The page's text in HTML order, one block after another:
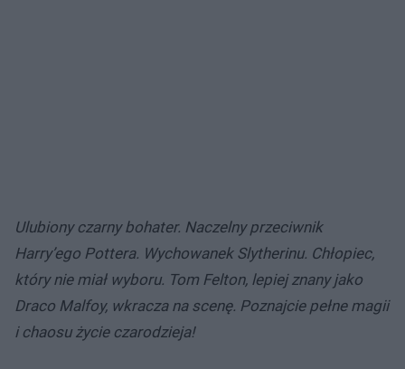
Ulubiony czarny bohater. Naczelny przeciwnik
Harry’ego Pottera. Wychowanek Slytherinu. Chłopiec,
który nie miał wyboru. Tom Felton, lepiej znany jako
Draco Malfoy, wkracza na scenę. Poznajcie pełne magii
i chaosu życie czarodzieja!